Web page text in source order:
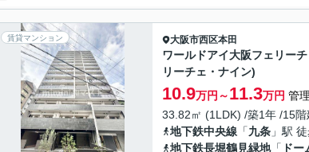
賃貸マンション 大阪市西区本田
ワールドアイ大阪フェリー
リーチェ・ナイン)
10.9万円～11.3万円 管
33.82㎡ (1LDK) /築1年 /15階
地下鉄中央線 「九条 」駅
地下鉄長堀鶴見緑地「 ド